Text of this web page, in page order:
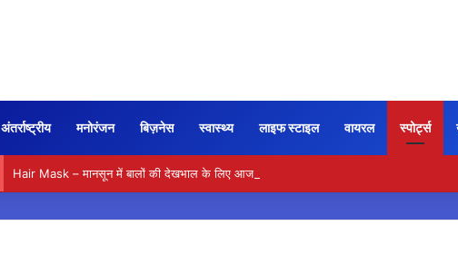
अंतर्राष्ट्रीय मनोरंजन बिज़नेस स्वास्थ्य लाइफ स्टाइल वायरल स्पोर्ट्स
Hair Mask – मानसून में बालों की देखभाल के लिए आजमाएं अंडे का मास्क